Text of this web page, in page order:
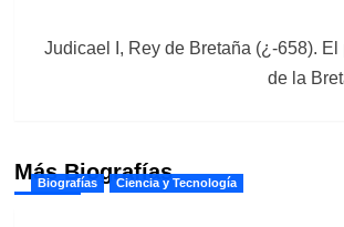
Judicael I, Rey de Bretaña (¿-658). El
de la
Más Biografías
Biografías Ciencia y Tecnología